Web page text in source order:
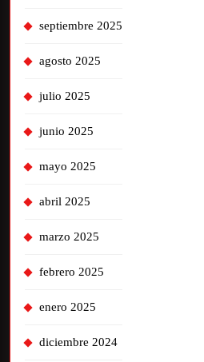
septiembre 2025
agosto 2025
julio 2025
junio 2025
mayo 2025
abril 2025
marzo 2025
febrero 2025
enero 2025
diciembre 2024